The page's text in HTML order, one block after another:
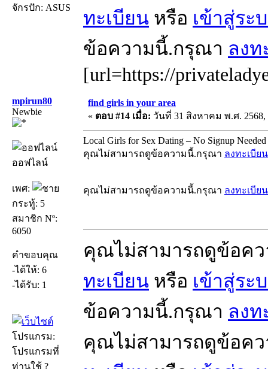
จักรปัก: ASUS
ทะเบียน หรือ เข้าสู่ระ
ข้อความนี้.กรุณา ลงท
[url=https://
mpirun80
Newbie
ออฟไลน์
เพศ:
กระทู้: 5
สมาชิก Nº:
6050
คำขอบคุณ
-ได้ให้: 6
-ได้รับ: 1
โปรแกรม:
โปรแกรมที่
ท่านใช้ ?
find girls in your area
« ตอบ #14 เมื่อ: วันที่ 31 สิงหาคม พ.ศ. 2568,
Local Girls for Sex Dating – No Signup Needed
คุณไม่สามารถดูข้อความนี้.กรุณา ลงทะเบียน
คุณไม่สามารถดูข้อความนี้.กรุณา ลงทะเบียน
คุณไม่สามารถดูข้อค
ทะเบียน หรือ เข้าสู่ระ
ข้อความนี้.กรุณา ลงท
คุณไม่สามารถดูข้อค